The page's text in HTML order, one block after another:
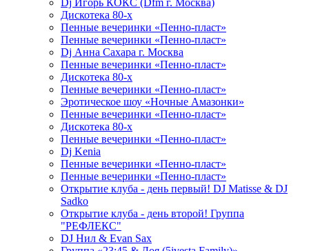
Dj Игорь КОКС (Dfm г. Москва)
Дискотека 80-х
Пенные вечеринки «Пенно-пласт»
Пенные вечеринки «Пенно-пласт»
Dj Анна Сахара г. Москва
Пенные вечеринки «Пенно-пласт»
Дискотека 80-х
Пенные вечеринки «Пенно-пласт»
Эротическое шоу «Ночные Амазонки»
Пенные вечеринки «Пенно-пласт»
Дискотека 80-х
Пенные вечеринки «Пенно-пласт»
Dj Kenia
Пенные вечеринки «Пенно-пласт»
Пенные вечеринки «Пенно-пласт»
Открытие клуба - день первый! DJ Matisse & DJ
Sadko
Открытие клуба - день второй! Группа
"РЕФЛЕКС"
DJ Нил & Evan Sax